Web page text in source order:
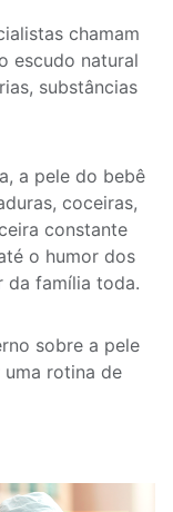
chamam
escudo natural
substâncias
a pele do bebê
coceiras,
constante
o humor dos
da família toda.
sobre a pele
rotina de